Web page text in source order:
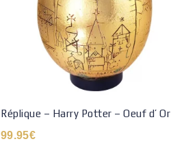
Réplique – Harry Potter – Oeuf d’ Or
99.95€